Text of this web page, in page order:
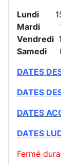
Lundi
Mardi
Vendredi
Samedi
DATES
DATES
DATES
DATES
Fermé